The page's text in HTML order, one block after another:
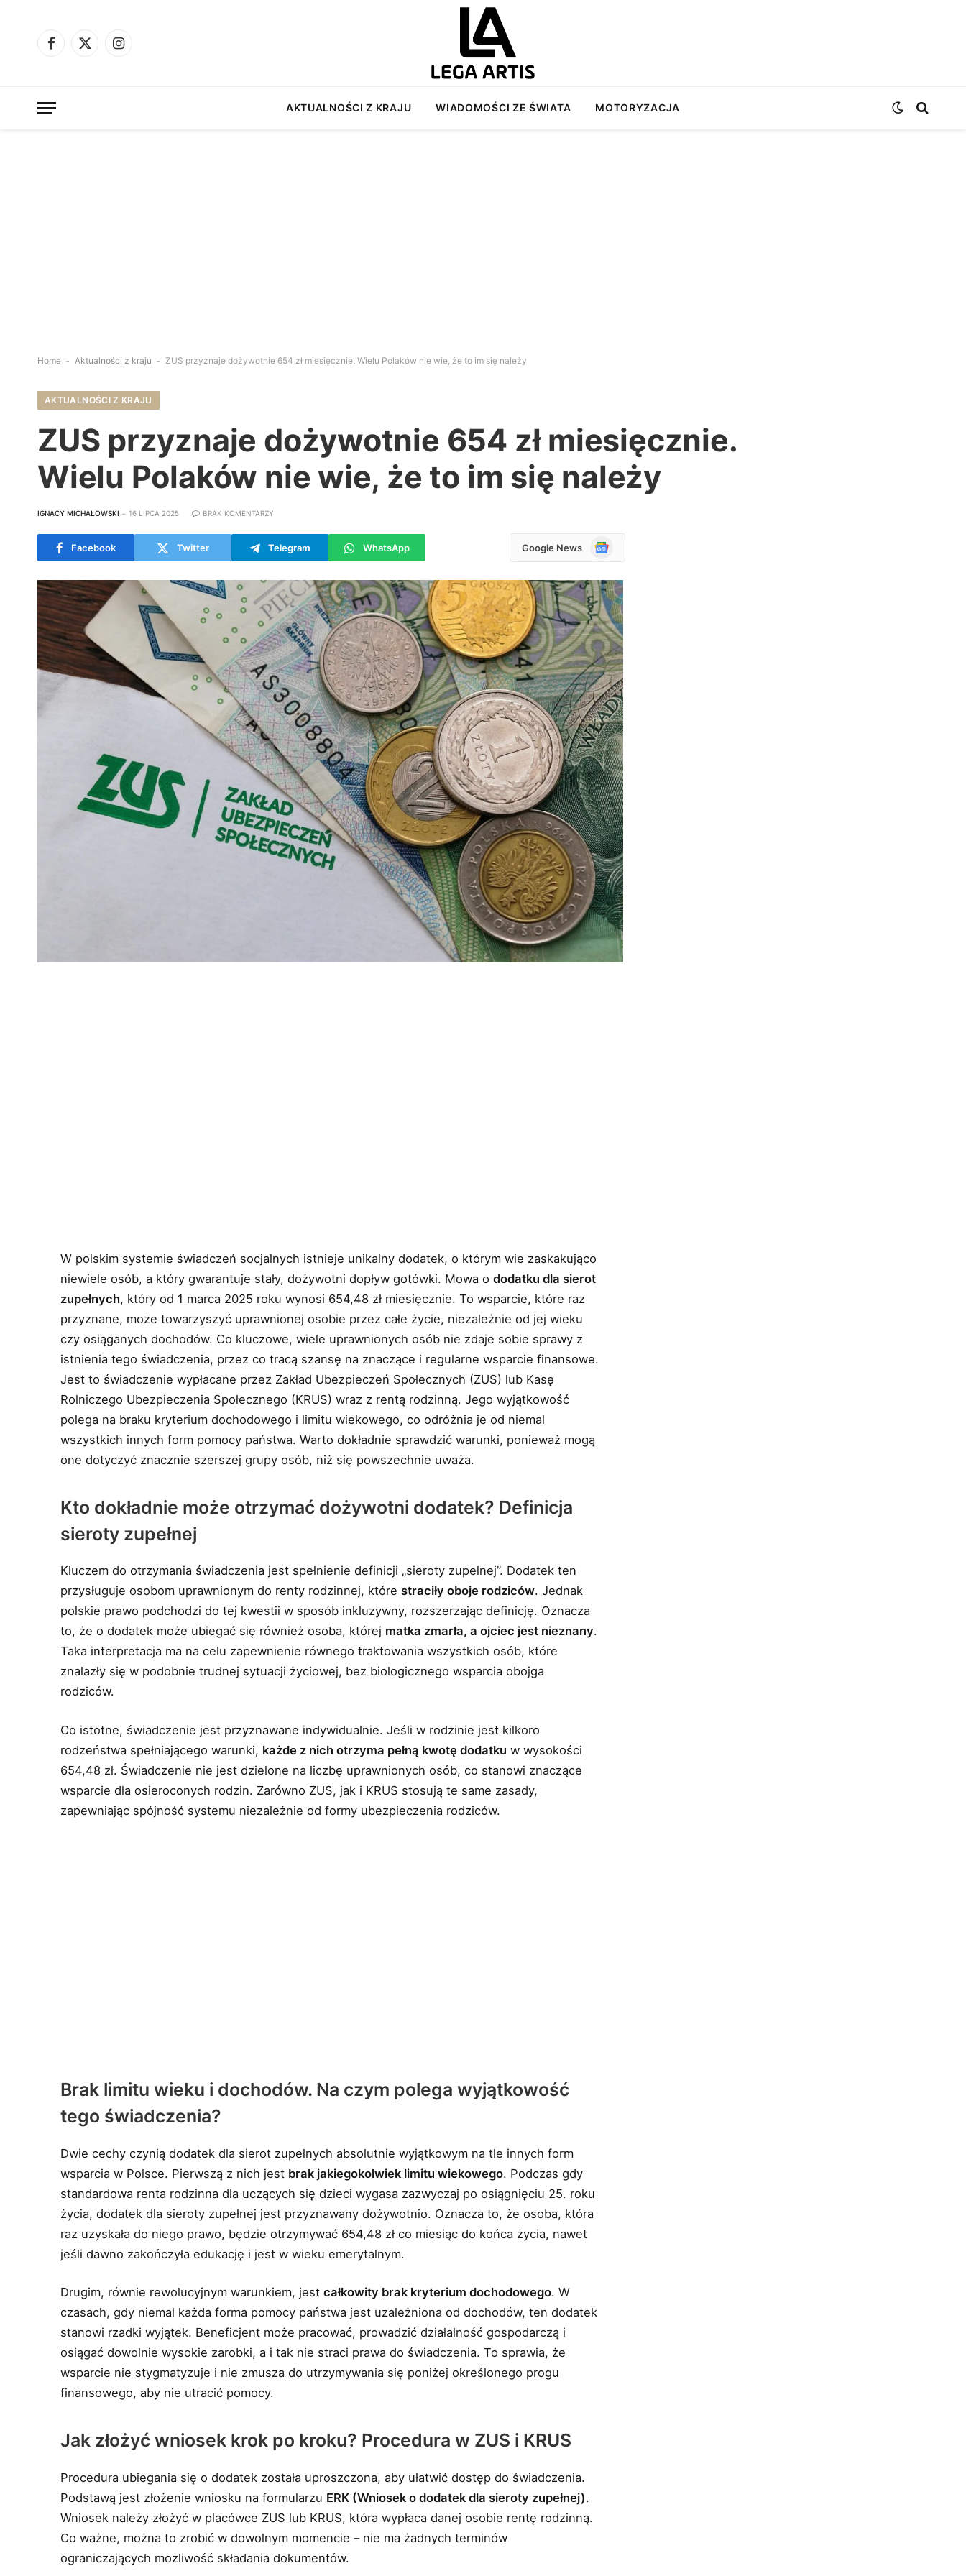
Facebook
X
Instagram
AKTUALNOŚCI Z KRAJU WIADOMOŚCI ZE ŚWIATA MOTORYZACJA
Home - Aktualności z kraju - ZUS przyznaje dożywotnie 654 zł miesięcznie. Wielu Polaków nie wie, że to im się należy
AKTUALNOŚCI Z KRAJU
ZUS przyznaje dożywotnie 654 zł miesięcznie.
Wielu Polaków nie wie, że to im się należy
IGNACY MICHAŁOWSKI 16 LIPCA 2025 BRAK KOMENTARZY
Facebook Twitter Telegram WhatsApp Google News
Google
W polskim systemie świadczeń socjalnych istnieje unikalny dodatek, o którym wie zaskakująco
niewiele osób, a który gwarantuje stały, dożywotni dopływ gotówki. Mowa ododatku dla sierot
zupełnych, który od 1 marca 2025 roku wynosi 654,48 zł miesięcznie. To wsparcie, które raz
przyznane, może towarzyszyć uprawnionej osobie przez całe życie, niezależnie od jej wieku
czy osiąganych dochodów. Co kluczowe, wiele uprawnionych osób nie zdaje sobie sprawy z
istnienia tego świadczenia, przez co tracą szansę na znaczące i regularne wsparcie finansowe.
Jest to świadczenie wypłacane przez Zakład Ubezpieczeń Społecznych (ZUS) lub Kasę
Rolniczego Ubezpieczenia Społecznego (KRUS) wraz z rentą rodzinną. Jego wyjątkowość
polega na braku kryterium dochodowego i limitu wiekowego, co odróżnia je od niemal
wszystkich innych form pomocy państwa. Warto dokładnie sprawdzić warunki, ponieważ mogą
one dotyczyć znacznie szerszej grupy osób, niż się powszechnie uważa.
Kto dokładnie może otrzymać dożywotni dodatek? Definicja
sieroty zupełnej
Kluczem do otrzymania świadczenia jest spełnienie definicji „sieroty zupełnej”. Dodatek ten
przysługuje osobom uprawnionym do renty rodzinnej, którestraciły oboje rodziców. Jednak
polskie prawo podchodzi do tej kwestii w sposób inkluzywny, rozszerzając definicję. Oznacza
to, że o dodatek może ubiegać się również osoba, której matka zmarła, a ojciec jest nieznany.
Taka interpretacja ma na celu zapewnienie równego traktowania wszystkich osób, które
znalazły się w podobnie trudnej sytuacji życiowej, bez biologicznego wsparcia obojga
rodziców.
Co istotne, świadczenie jest przyznawane indywidualnie. Jeśli w rodzinie jest kilkoro
rodzeństwa spełniającego warunki, każde z nich otrzyma pełną kwotę dodatku w wysokości
654,48 zł. Świadczenie nie jest dzielone na liczbę uprawnionych osób, co stanowi znaczące
wsparcie dla osieroconych rodzin. Zarówno ZUS, jak i KRUS stosują te same zasady,
zapewniając spójność systemu niezależnie od formy ubezpieczenia rodziców.
Brak limitu wieku i dochodów. Na czym polega wyjątkowość
tego świadczenia?
Dwie cechy czynią dodatek dla sierot zupełnych absolutnie wyjątkowym na tle innych form
wsparcia w Polsce. Pierwszą z nich jest brak jakiegokolwiek limitu wiekowego. Podczas gdy
standardowa renta rodzinna dla uczących się dzieci wygasa zazwyczaj po osiągnięciu 25. roku
życia, dodatek dla sieroty zupełnej jest przyznawany dożywotnio. Oznacza to, że osoba, która
raz uzyskała do niego prawo, będzie otrzymywać 654,48 zł co miesiąc do końca życia, nawet
jeśli dawno zakończyła edukację i jest w wieku emerytalnym.
Drugim, równie rewolucyjnym warunkiem, jestcałkowity brak kryterium dochodowego. W
czasach, gdy niemal każda forma pomocy państwa jest uzależniona od dochodów, ten dodatek
stanowi rzadki wyjątek. Beneficjent może pracować, prowadzić działalność gospodarczą i
osiągać dowolnie wysokie zarobki, a i tak nie straci prawa do świadczenia. To sprawia, że
wsparcie nie stygmatyzuje i nie zmusza do utrzymywania się poniżej określonego progu
finansowego, aby nie utracić pomocy.
Jak złożyć wniosek krok po kroku? Procedura w ZUS i KRUS
Procedura ubiegania się o dodatek została uproszczona, aby ułatwić dostęp do świadczenia.
Podstawą jest złożenie wniosku na formularzu ERK (Wniosek o dodatek dla sieroty zupełnej).
Wniosek należy złożyć w placówce ZUS lub KRUS, która wypłaca danej osobie rentę rodzinną.
Co ważne, można to zrobić w dowolnym momencie – nie ma żadnych terminów
ograniczających możliwość składania dokumentów.